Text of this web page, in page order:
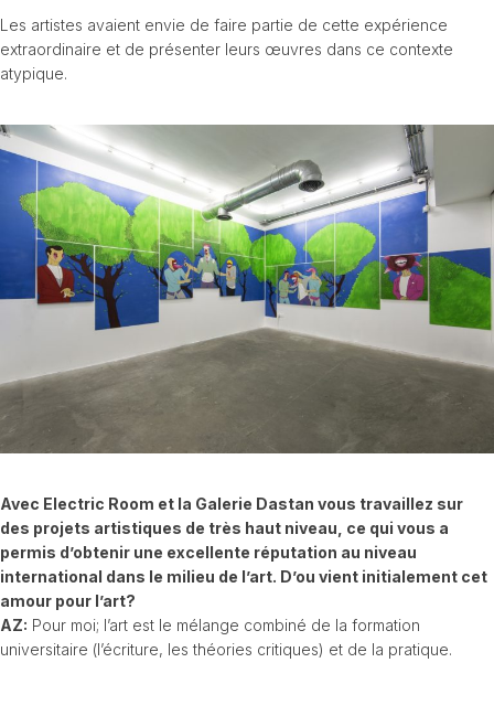
Les artistes avaient envie de faire partie de cette expérience
extraordinaire et de présenter leurs œuvres dans ce contexte
atypique.
Avec Electric Room et la Galerie Dastan vous travaillez sur
des projets artistiques de très haut niveau, ce qui vous a
permis d’obtenir une excellente réputation au niveau
international dans le milieu de l’art. D’ou vient initialement cet
amour pour l’art?
AZ: Pour moi; l’art est le mélange combiné de la formation
universitaire (l’écriture, les théories critiques) et de la pratique.